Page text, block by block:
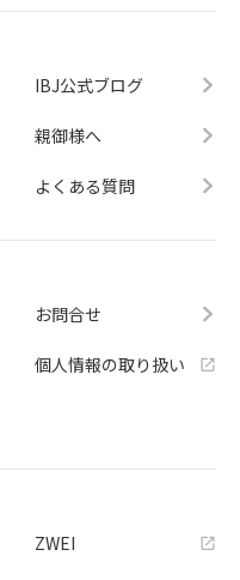
IBJ公式ブログ
親御様へ
よくある質問
お問合せ
個人情報の取り扱い
ZWEI